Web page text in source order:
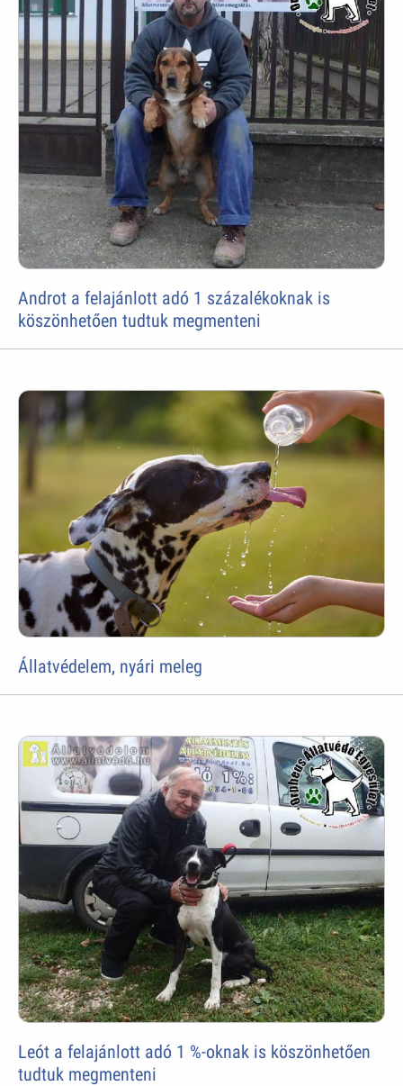
Androt a felajánlott adó 1 százalékoknak is
köszönhetően tudtuk megmenteni
Állatvédelem, nyári meleg
Leót a felajánlott adó 1 %-oknak is köszönhetően
tudtuk megmenteni